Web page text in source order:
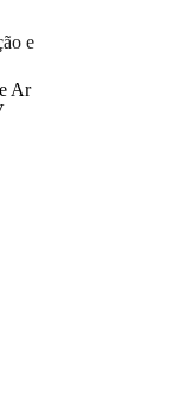
e
Ar